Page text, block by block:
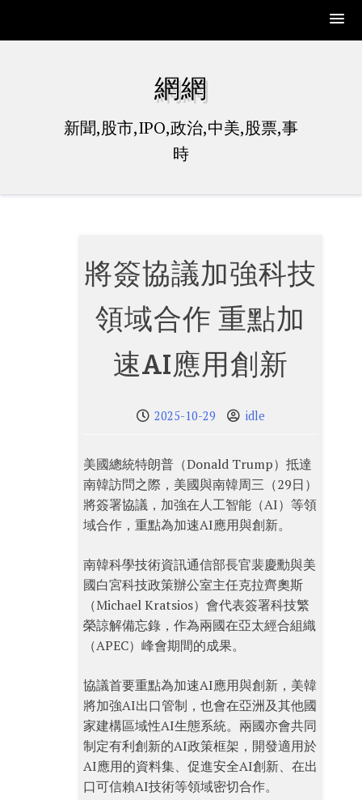
網網
新聞,股市,IPO,政治,中美,股票,事
時
將簽協議加強科技
領域合作 重點加
速AI應用創新
2025-10-29 idle
美國總統特朗普（Donald Trump）抵達
南韓訪問之際，美國與南韓周三（29日）
將簽署協議，加強在人工智能（AI）等領
域合作，重點為加速AI應用與創新。
南韓科學技術資訊通信部長官裴慶勳與美
國白宮科技政策辦公室主任克拉齊奧斯
（Michael Kratsios）會代表簽署科技繁
榮諒解備忘錄，作為兩國在亞太經合組織
（APEC）峰會期間的成果。
協議首要重點為加速AI應用與創新，美韓
將加強AI出口管制，也會在亞洲及其他國
家建構區域性AI生態系統。兩國亦會共同
制定有利創新的AI政策框架，開發適用於
AI應用的資料集、促進安全AI創新、在出
口可信賴AI技術等領域密切合作。